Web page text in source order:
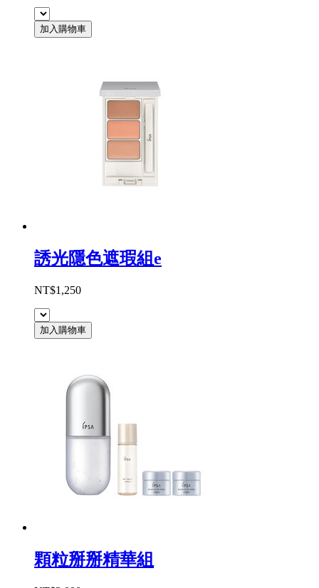
加入購物車
誘光隱色遮瑕組e
NT$1,250
加入購物車
顆粒掰掰精華組